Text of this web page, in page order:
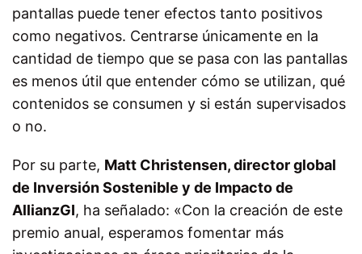
pantallas puede tener efectos tanto positivos
como negativos. Centrarse únicamente en la
cantidad de tiempo que se pasa con las pantallas
es menos útil que entender cómo se utilizan, qué
contenidos se consumen y si están supervisados
o no.
Por su parte, Matt Christensen, director global
de Inversión Sostenible y de Impacto de
AllianzGI, ha señalado: «Con la creación de este
premio anual, esperamos fomentar más